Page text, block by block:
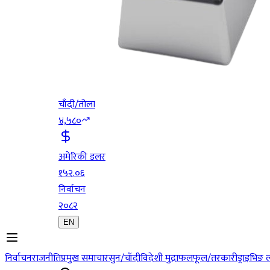
चाँदी/तोला
४,५८०
अमेरिकी डलर
१५२.०६
निर्वाचन
२०८२
EN
निर्वाचनराजनीतिप्रमुख समाचारसुन/चाँदीविदेशी मुद्राफलफूल/तरकारी